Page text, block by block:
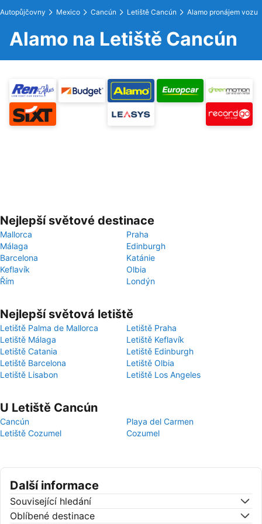
Autopůjčovny Mexico Cancún Letiště Cancún Alamo pronájem vozu
Alamo na Letiště Cancún
Nejlepší světové destinace
Mallorca
Praha
Málaga
Edinburgh
Barcelona
Katánie
Keflavík
Olbia
Řím
Londýn
Nejlepší světová letiště
Letiště Palma de Mallorca
Letiště Praha
Letiště Málaga
Letiště Keflavík
Letiště Catania
Letiště Edinburgh
Letiště Barcelona
Letiště Olbia
Letiště Lisabon
Letiště Los Angeles
U Letiště Cancún
Cancún
Playa del Carmen
Letiště Cozumel
Cozumel
Další informace
Související hledání
Oblíbené destinace